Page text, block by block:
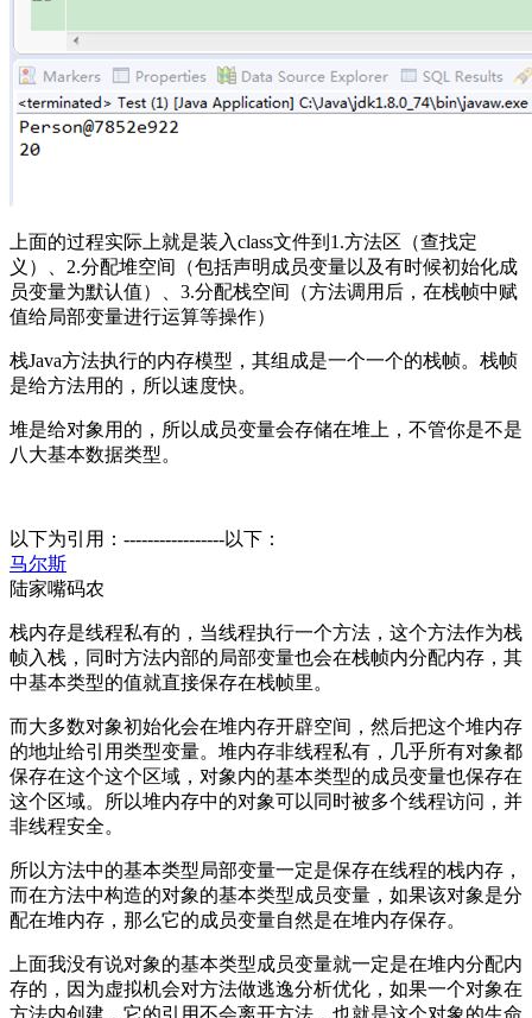
上面的过程实际上就是装入class文件到1.方法区（查找定
义）、2.分配堆空间（包括声明成员变量以及有时候初始化成
员变量为默认值）、3.分配栈空间（方法调用后，在栈帧中赋
值给局部变量进行运算等操作）
栈Java方法执行的内存模型，其组成是一个一个的栈帧。栈帧
是给方法用的，所以速度快。
堆是给对象用的，所以成员变量会存储在堆上，不管你是不是
八大基本数据类型。
以下为引用：-----------------以下：
马尔斯
陆家嘴码农
栈内存是线程私有的，当线程执行一个方法，这个方法作为栈
帧入栈，同时方法内部的局部变量也会在栈帧内分配内存，其
中基本类型的值就直接保存在栈帧里。
而大多数对象初始化会在堆内存开辟空间，然后把这个堆内存
的地址给引用类型变量。堆内存非线程私有，几乎所有对象都
保存在这个这个区域，对象内的基本类型的成员变量也保存在
这个区域。所以堆内存中的对象可以同时被多个线程访问，并
非线程安全。
所以方法中的基本类型局部变量一定是保存在线程的栈内存，
而在方法中构造的对象的基本类型成员变量，如果该对象是分
配在堆内存，那么它的成员变量自然是在堆内存保存。
上面我没有说对象的基本类型成员变量就一定是在堆内分配内
存的，因为虚拟机会对方法做逃逸分析优化，如果一个对象在
方法内创建，它的引用不会离开方法，也就是这个对象的生命